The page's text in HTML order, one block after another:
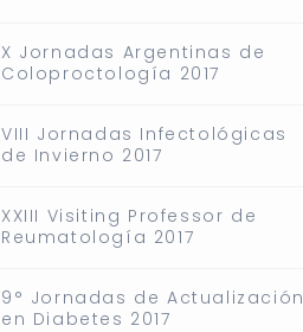
X Jornadas Argentinas de
Coloproctología 2017
VIII Jornadas Infectológicas
de Invierno 2017
XXIII Visiting Professor de
Reumatología 2017
9° Jornadas de Actualización
en Diabetes 2017